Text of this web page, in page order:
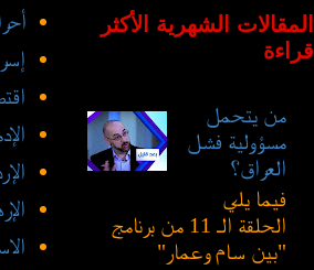
المقالات الشهرية الأكثر
قراءة
من يتحمل
مسؤولية فشل
العراق؟
فيما يلي
الحلقة الـ 11 من برنامج
"بين سام وعمار"